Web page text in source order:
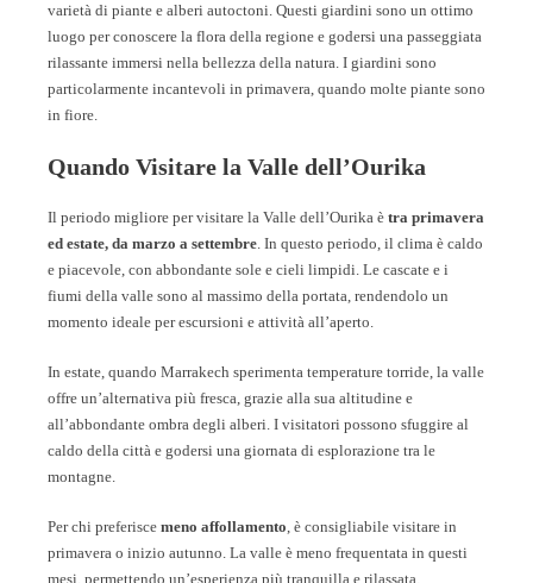
varietà di piante e alberi autoctoni. Questi giardini sono un ottimo
luogo per conoscere la flora della regione e godersi una passeggiata
rilassante immersi nella bellezza della natura. I giardini sono
particolarmente incantevoli in primavera, quando molte piante sono
in fiore.
Quando Visitare la Valle dell’Ourika
Il periodo migliore per visitare la Valle dell’Ourika è tra primavera
ed estate, da marzo a settembre. In questo periodo, il clima è caldo
e piacevole, con abbondante sole e cieli limpidi. Le cascate e i
fiumi della valle sono al massimo della portata, rendendolo un
momento ideale per escursioni e attività all’aperto.
In estate, quando Marrakech sperimenta temperature torride, la valle
offre un’alternativa più fresca, grazie alla sua altitudine e
all’abbondante ombra degli alberi. I visitatori possono sfuggire al
caldo della città e godersi una giornata di esplorazione tra le
montagne.
Per chi preferisce meno affollamento, è consigliabile visitare in
primavera o inizio autunno. La valle è meno frequentata in questi
mesi, permettendo un’esperienza più tranquilla e rilassata.